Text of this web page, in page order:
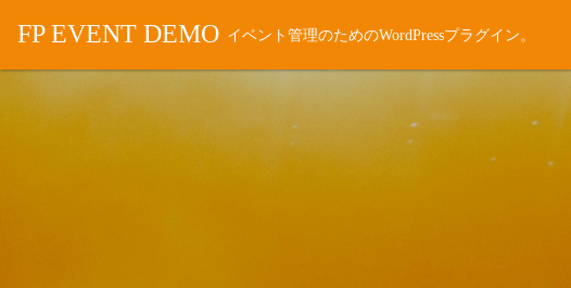
FP EVENT DEMO イベント管理のためのWordPressプラグイン。